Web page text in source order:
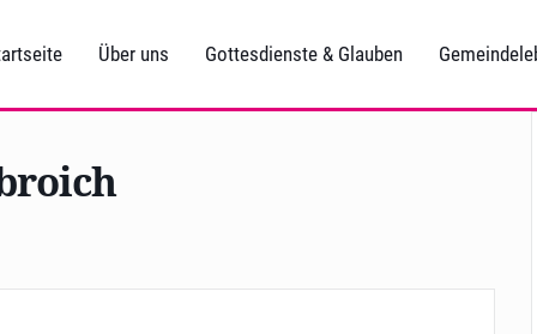
Über uns Gottesdienste & Glauben